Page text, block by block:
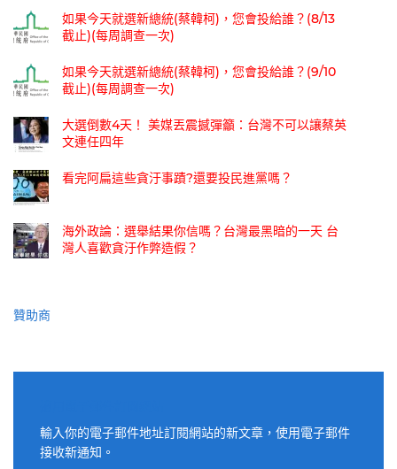
如果今天就選新總統(蔡韓柯)，您會投給誰？(8/13
截止)(每周調查一次)
如果今天就選新總統(蔡韓柯)，您會投給誰？(9/10
截止)(每周調查一次)
大選倒數4天！ 美媒丟震撼彈籲：台灣不可以讓蔡英
文連任四年
看完阿扁這些貪汙事蹟?還要投民進黨嗎？
海外政論：選舉結果你信嗎？台灣最黑暗的一天 台
灣人喜歡貪汙作弊造假？
贊助商
輸入你的電子郵件地址訂閱網站的新文章，使用電子郵件
接收新通知。